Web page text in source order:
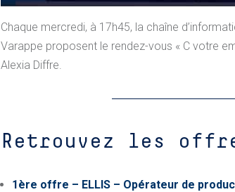
Chaque mercredi, à 17h45, la chaîne
Varappe proposent le rendez-vous « C votre
Alexia Diffre.
Retrouvez les
1ère offre – ELLIS – Opérateur de